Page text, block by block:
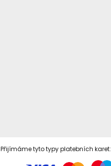
Přijímáme tyto typy platebních karet: